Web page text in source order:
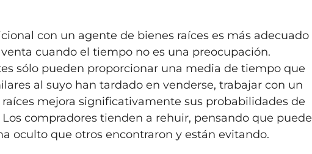
con un agente de bienes raíces es más adecuado
cuando el tiempo no es una preocupación.
sólo pueden proporcionar una media de tiempo que
al suyo han tardado en venderse, trabajar con un
mejora significativamente sus probabilidades de
compradores tienden a rehuir, pensando que puede
oculto que otros encontraron y están evitando.